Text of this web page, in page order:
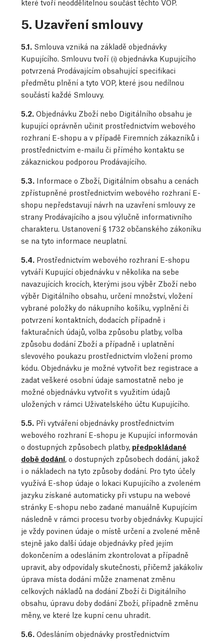
které tvoří neoddělitelnou součást těchto VOP.
5. Uzavření smlouvy
5.1. Smlouva vzniká na základě objednávky
Kupujícího. Smlouvu tvoří (i) objednávka Kupujícího
potvrzená Prodávajícím obsahující specifikaci
předmětu plnění a tyto VOP, které jsou nedílnou
součástí každé Smlouvy.
5.2. Objednávku Zboží nebo Digitálního obsahu je
kupující oprávněn učinit prostřednictvím webového
rozhraní E-shopu a v případě Firemních zákazníků i
prostřednictvím e-mailu či přímého kontaktu se
zákaznickou podporou Prodávajícího.
5.3. Informace o Zboží, Digitálním obsahu a cenách
zpřístupněné prostřednictvím webového rozhraní E-
shopu nepředstavují návrh na uzavření smlouvy ze
strany Prodávajícího a jsou výlučně informativního
charakteru. Ustanovení § 1732 občanského zákoníku
se na tyto informace neuplatní.
5.4. Prostřednictvím webového rozhraní E-shopu
vytváří Kupující objednávku v několika na sebe
navazujících krocích, kterými jsou výběr Zboží nebo
výběr Digitálního obsahu, určení množství, vložení
vybrané položky do nákupního košíku, vyplnění či
potvrzení kontaktních, dodacích případně i
fakturačních údajů, volba způsobu platby, volba
způsobu dodání Zboží a případně i uplatnění
slevového poukazu prostřednictvím vložení promo
kódu. Objednávku je možné vytvořit bez registrace a
zadat veškeré osobní údaje samostatně nebo je
možné objednávku vytvořit s využitím údajů
uložených v rámci Uživatelského účtu Kupujícího.
5.5. Při vytváření objednávky prostřednictvím
webového rozhraní E-shopu je Kupující informován
o dostupných způsobech platby, předpokládané
době dodání, o dostupných způsobech dodání, jakož
i o nákladech na tyto způsoby dodání. Pro tyto účely
využívá E-shop údaje o lokaci Kupujícího a zvoleném
jazyku získané automaticky při vstupu na webové
stránky E-shopu nebo zadané manuálně Kupujícím
následně v rámci procesu tvorby objednávky. Kupující
je vždy povinen údaje o místě určení a zvolené měně
stejně jako další údaje objednávky před jejím
dokončením a odesláním zkontrolovat a případně
upravit, aby odpovídaly skutečnosti, přičemž jakákoliv
úprava místa dodání může znamenat změnu
celkových nákladů na dodání Zboží či Digitálního
obsahu, úpravu doby dodání Zboží, případně změnu
měny, ve které lze kupní cenu uhradit.
5.6. Odesláním objednávky prostřednictvím